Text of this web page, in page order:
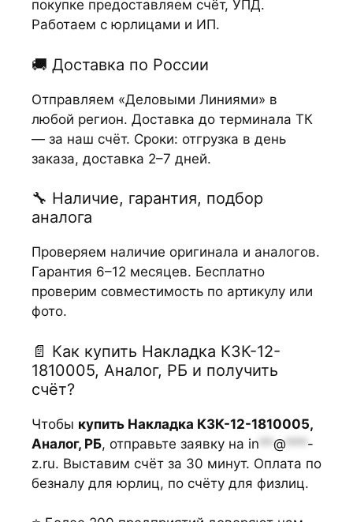
покупке предоставляем счёт, УПД.
Работаем с юрлицами и ИП.
🚚 Доставка по России
Отправляем «Деловыми Линиями» в
любой регион. Доставка до терминала ТК
— за наш счёт. Сроки: отгрузка в день
заказа, доставка 2–7 дней.
🔧 Наличие, гарантия, подбор
аналога
Проверяем наличие оригинала и аналогов.
Гарантия 6–12 месяцев. Бесплатно
проверим совместимость по артикулу или
фото.
📄 Как купить Накладка КЗК-12-
1810005, Аналог, РБ и получить
счёт?
Чтобы купить Накладка КЗК-12-1810005,
Аналог, РБ, отправьте заявку на in ** @ *** -
z.ru. Выставим счёт за 30 минут. Оплата по
безналу для юрлиц, по счёту для физлиц.